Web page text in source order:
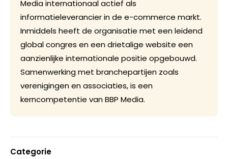
Media internationaal actief als
informatieleverancier in de e-commerce markt.
Inmiddels heeft de organisatie met een leidend
global congres en een drietalige website een
aanzienlijke internationale positie opgebouwd.
Samenwerking met branchepartijen zoals
verenigingen en associaties, is een
kerncompetentie van BBP Media.
Categorie